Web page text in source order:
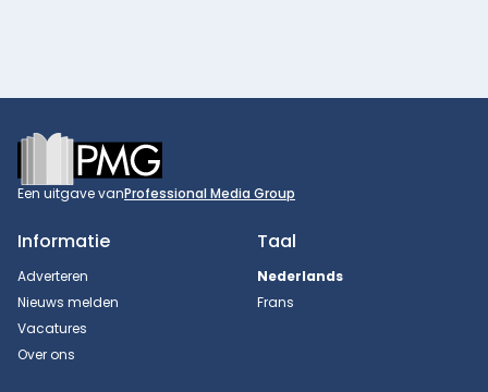
Footer
Een uitgave vanProfessional Media Group
Informatie
Adverteren
Nieuws melden
Vacatures
Over ons
Taal
Nederlands
Frans